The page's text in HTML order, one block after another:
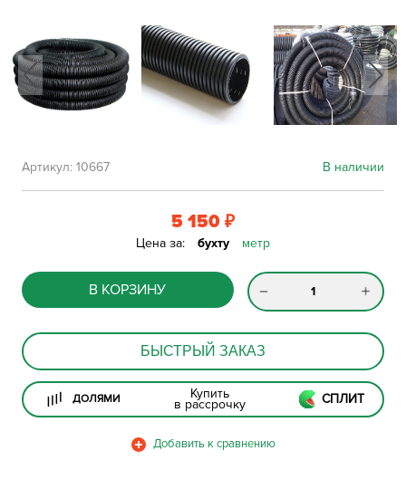
В наличии
Артикул: 10667
5 150 ₽
Цена за: бухту метр
В КОРЗИНУ
БЫСТРЫЙ ЗАКАЗ
ДОЛЯМИ Купить
в рассрочку СПЛИТ